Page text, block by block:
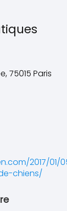
75015 Paris
2017/
chiens/